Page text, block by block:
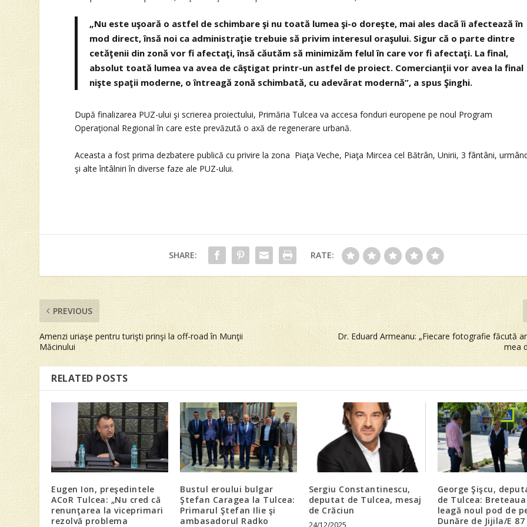
„Nu este uşoară o astfel de schimbare şi nu toată lumea şi-o doreşte, mai ales dacă îi afectează în
mod direct, însă noi ca administraţie trebuie să privim interesul oraşului. Sigur că o parte dintre
cetăţenii din zonă vor fi afectaţi, însă căutăm să minimizăm felul în care vor fi afectaţi. La final,
absolut toată lumea va avea de câştigat printr-un astfel de proiect. Comercianţii vor avea la final
nişte spaţii moderne, o întreagă zonă schimbată, cu adevărat modernă”, a spus Şinghi.
După finalizarea PUZ-ului şi scrierea proiectului, Primăria Tulcea va accesa fonduri europene pe noul Program
Operaţional Regional în care este prevăzută o axă de regenerare urbană.
Aceasta a fost prima dezbatere publică cu privire la zona Piaţa Veche, Piaţa Mircea cel Bătrân, Unirii, 3 fântâni,
şi alte întâlniri în diverse faze ale PUZ-ului.
SHARE: RATE:
PREVIOUS
Amenzi uriaşe pentru turişti prinşi la off-road în Munţii
Măcinului
Dr. Eduard Armeanu: „Fiecare fotografie făcută
mea
RELATED POSTS
Eugen Ion, preşedintele
ACoR Tulcea: „Nu cred că
renunţarea la viceprimari
rezolvă problema
Bustul eroului bulgar
Ştefan Caragea la Tulcea:
Primarul Ştefan Ilie şi
ambasadorul Radko
Sergiu Constantinescu,
deputat de Tulcea, mesaj
de Crăciun
24/12/2025
George Şişcu,
de Tulcea:
leagă noul pod de
Dunăre de Jijila/E